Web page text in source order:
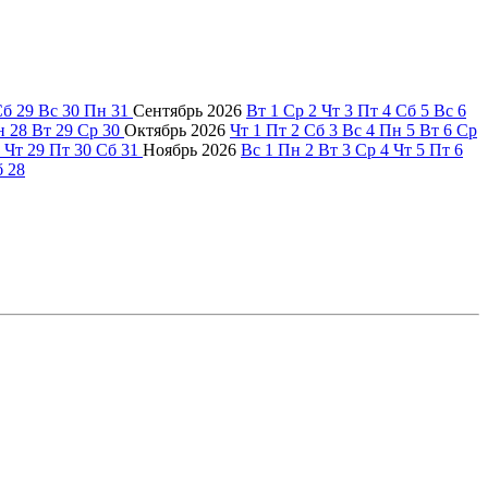
29 Вс 30 Пн 31 Сентябрь 2026 Вт 1 Ср 2 Чт 3 Пт 4 Сб 5 Вс 6
28 Вт 29 Ср 30 Октябрь 2026 Чт 1 Пт 2 Сб 3 Вс 4 Пн 5 Вт 6 Ср
Чт 29 Пт 30 Сб 31 Ноябрь 2026 Вс 1 Пн 2 Вт 3 Ср 4 Чт 5 Пт 6
28